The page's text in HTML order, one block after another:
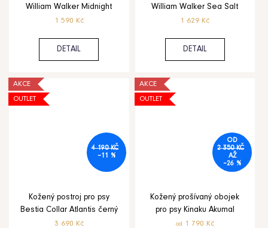
William Walker Midnight
1 590 Kč
DETAIL
William Walker Sea Salt
1 629 Kč
DETAIL
AKCE
OUTLET
4 190 KČ
–11 %
Kožený postroj pro psy
Bestia Collar Atlantis černý
3 690 Kč
AKCE
OUTLET
OD
2 350 KČ
AŽ
–26 %
Kožený prošívaný obojek
pro psy Kinaku Akumal
od 1 790 Kč